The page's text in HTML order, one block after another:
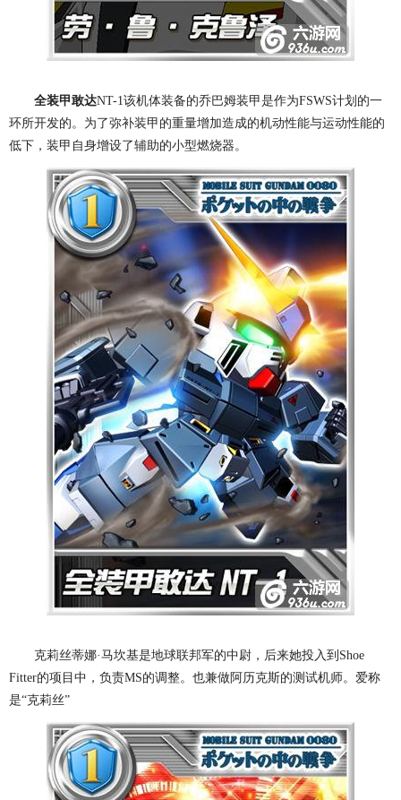
全装甲敢达NT-1该机体装备的乔巴姆装甲是作为FSWS计划的一
环所开发的。为了弥补装甲的重量增加造成的机动性能与运动性能的
低下，装甲自身增设了辅助的小型燃烧器。
克莉丝蒂娜·马坎基是地球联邦军的中尉，后来她投入到Shoe
Fitter的项目中，负责MS的调整。也兼做阿历克斯的测试机师。爱称
是“克莉丝”